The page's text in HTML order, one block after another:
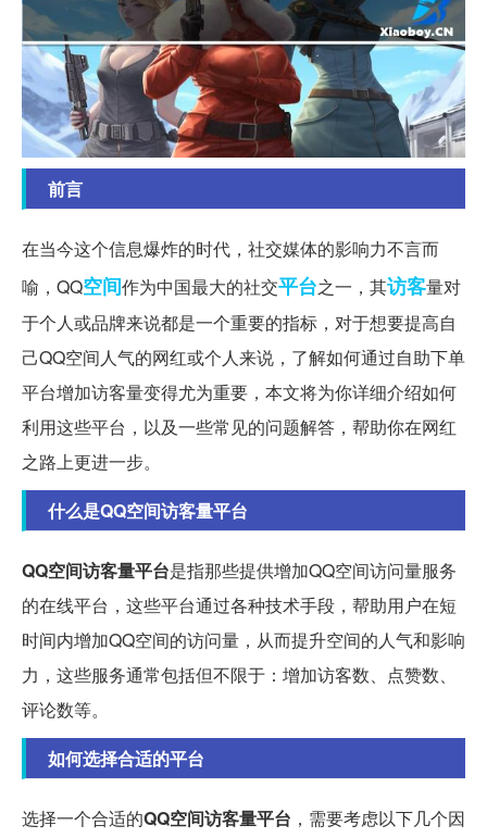
前言
在当今这个信息爆炸的时代，社交媒体的影响力不言而
喻，QQ空间作为中国最大的社交平台之一，其访客量对
于个人或品牌来说都是一个重要的指标，对于想要提高自
己QQ空间人气的网红或个人来说，了解如何通过自助下单
平台增加访客量变得尤为重要，本文将为你详细介绍如何
利用这些平台，以及一些常见的问题解答，帮助你在网红
之路上更进一步。
什么是QQ空间访客量平台
QQ空间访客量平台是指那些提供增加QQ空间访问量服务
的在线平台，这些平台通过各种技术手段，帮助用户在短
时间内增加QQ空间的访问量，从而提升空间的人气和影响
力，这些服务通常包括但不限于：增加访客数、点赞数、
评论数等。
如何选择合适的平台
选择一个合适的QQ空间访客量平台 ，需要考虑以下几个因